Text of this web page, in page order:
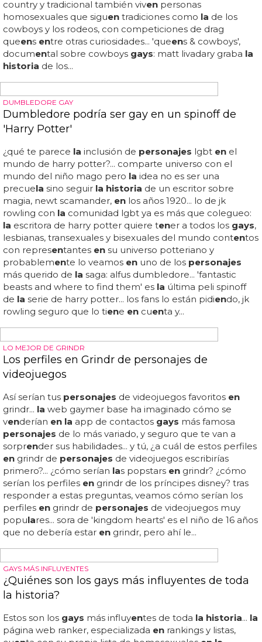
Ian mckellenasegura que muchosgayshan trabajado
en'el hobbit'... sea como sea,larealidad es que los
actores abiertamentegaysya no son un tabúenel cine...
fíjateen lacantidad de actores abiertamente gay que
han participado
conocido como ian mckell
personajeslgbt favoritos... lo curioso del asunto es que
alguien , ávido por conocer todos los
'el hobbit', ha hecho
"el señor de los anillos" yo era el único, junto al chico de
maquillaje y al de vestuario... mckellenhabló
recientemente conlaweb alemana...
PERSONAJES HISTÓRICOS GAYS
5 personajes históricos gays que cambiaron la
personajeshistóricosgaysque cambiaronla historia
haypersonajes que son importantesen la historia, de
forma cultural o histórica, y que además resulta que
también erangays... rompió moldes como nadie al
convertirseen labanda más celebrada del momen
con un líder homosexual,enpleno boom del vih, que se
lo llevóen1991, justo antes de poder interpretar
'barcelona'enlos juegos olímpicos de 1992... su impacto
enel arte mundial es de sobra conocido por todos... vivió
con discreción pero el padre de un lord con el que
mantuvo relaciones le acusó de sodomía y estuvo años